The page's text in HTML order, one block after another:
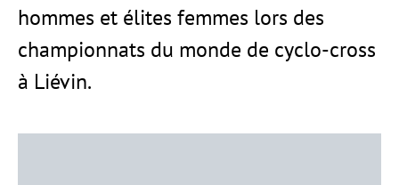
hommes et élites femmes lors des
championnats du monde de cyclo-cross
à Liévin.